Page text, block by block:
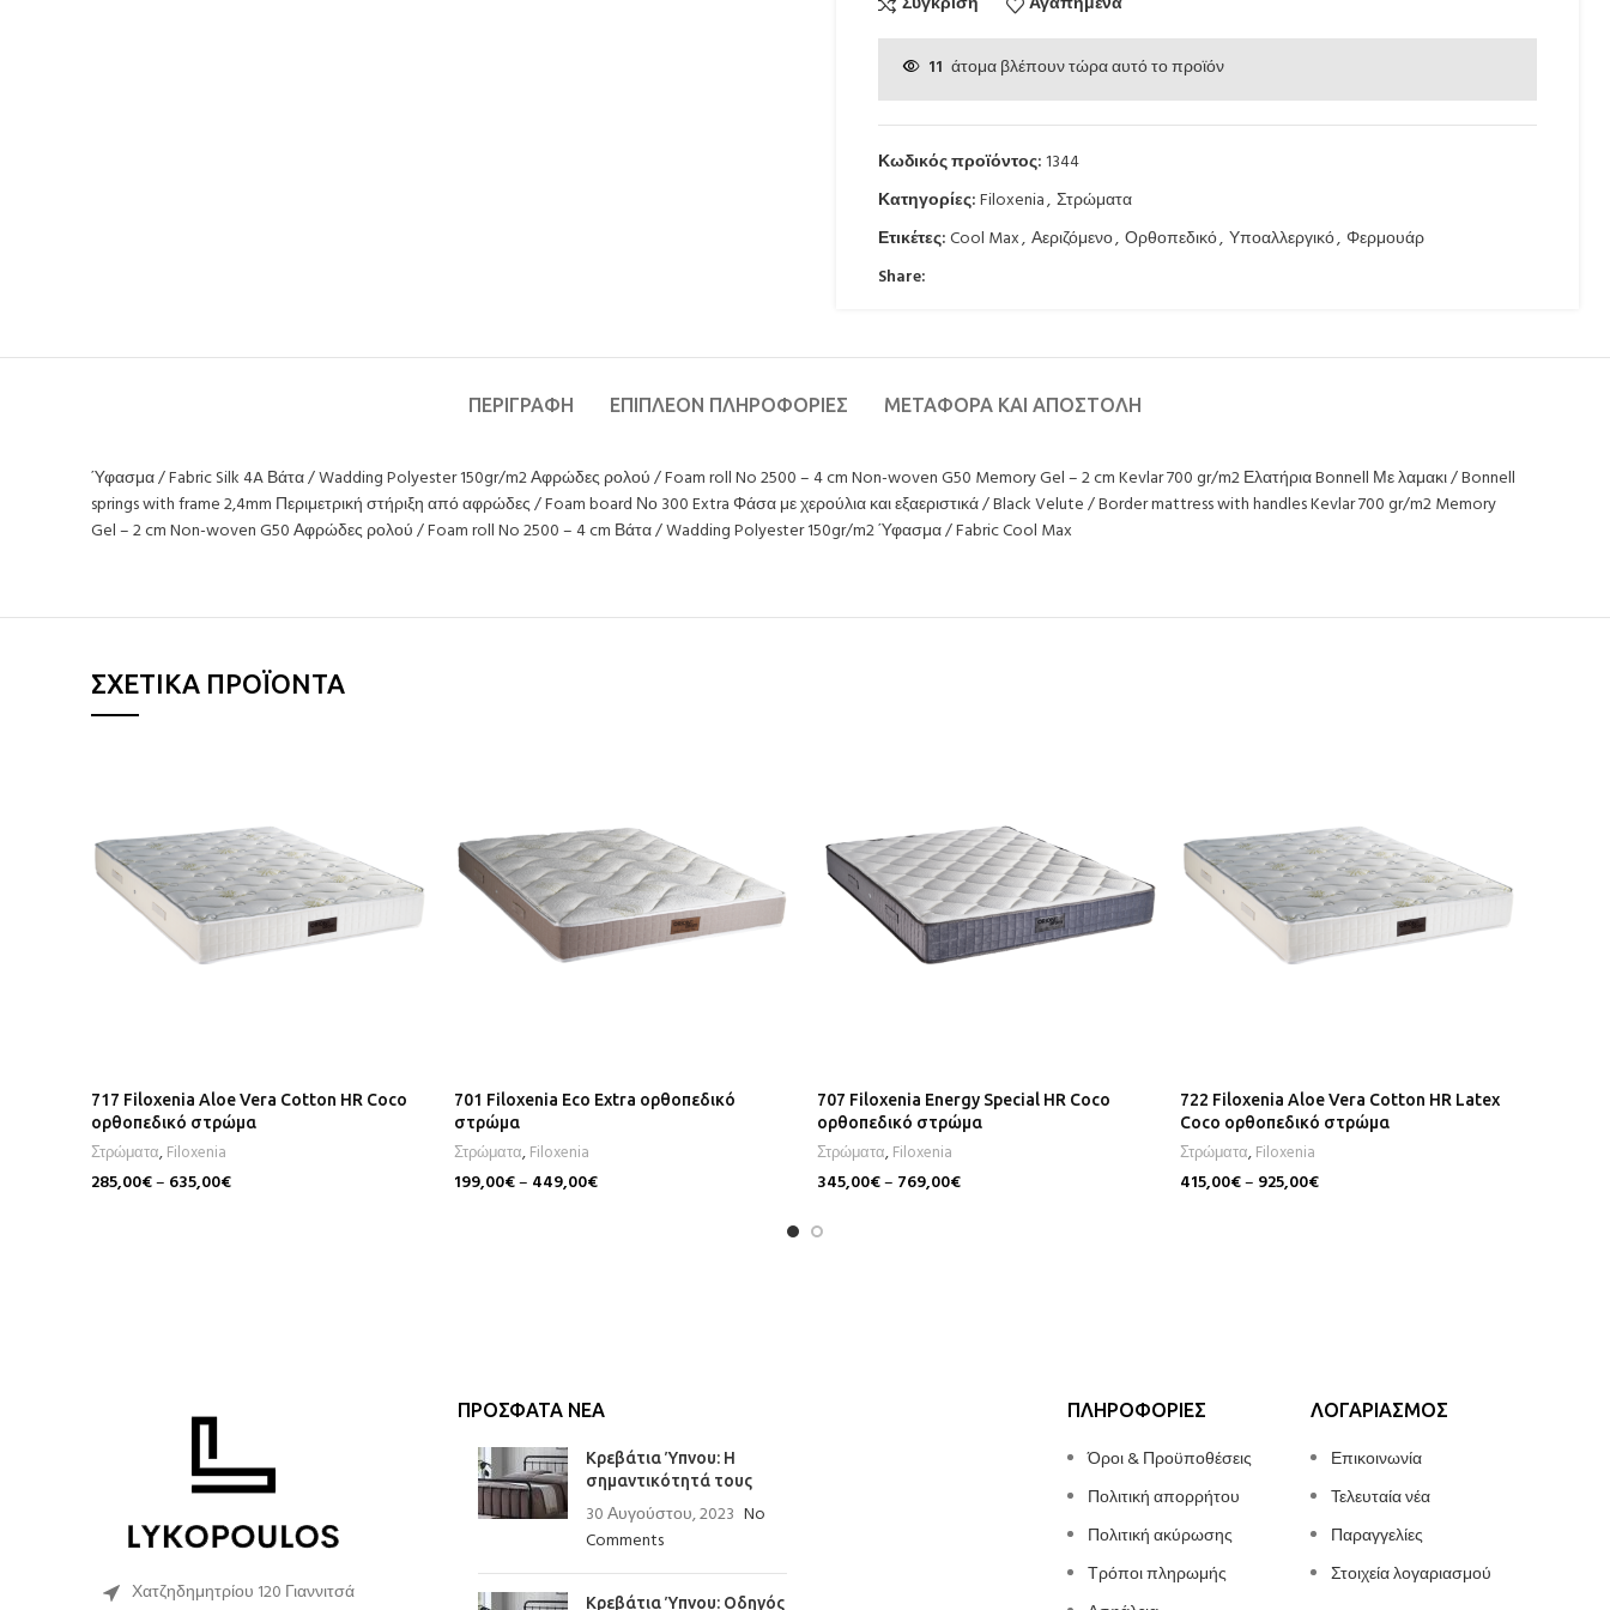
11 άτομα βλέπουν τώρα αυτό το προϊόν
Κωδικός προϊόντος: 1344
Κατηγορίες:Filoxenia, Στρώματα
Ετικέτες:Cool Max, Αεριζόμενο, Ορθοπεδικό, Υποαλλεργικό, Φερμουάρ
Share:
ΠΕΡΙΓΡΑΦΉ ΕΠΙΠΛΈΟΝ ΠΛΗΡΟΦΟΡΊΕΣ ΜΕΤΑΦΟΡΆ ΚΑΙ ΑΠΟΣΤΟΛΉ
Ύφασμα / Fabric Silk 4A Βάτα / Wadding Polyester 150gr/m2 Αφρώδες ρολού / Foam roll No 2500 – 4 cm Non-woven G50 Memory Gel – 2 cm Kevlar 700 gr/m2 Ελατήρια Bonnell Με λαμακι / Bonnell
springs with frame 2,4mm Περιμετρική στήριξη από αφρώδες / Foam board Νο 300 Extra Φάσα με χερούλια και εξαεριστικά / Black Velute / Border mattress with handles Kevlar 700 gr/m2 Memory
Gel – 2 cm Non-woven G50 Αφρώδες ρολού / Foam roll No 2500 – 4 cm Βάτα / Wadding Polyester 150gr/m2 Ύφασμα / Fabric Cool Max
ΣΧΕΤΙΚΆ ΠΡΟΪΌΝΤΑ
717 Filoxenia Aloe Vera Cotton HR Coco
ορθοπεδικό στρώμα
Στρώματα,Filoxenia
285,00€– 635,00€
701 Filoxenia Eco Extra ορθοπεδικό
στρώμα
Στρώματα,Filoxenia
199,00€– 449,00€
707 Filoxenia Energy Special HR Coco
ορθοπεδικό στρώμα
Στρώματα,Filoxenia
345,00€– 769,00€
722 Filoxenia Aloe Vera Cotton HR Latex
Coco ορθοπεδικό στρώμα
Στρώματα,Filoxenia
415,00€– 925,00€
Χατζηδημητρίου 120 Γιαννιτσά
ΠΡΌΣΦΑΤΑ ΝΈΑ
Κρεβάτια Ύπνου: Η
σημαντικότητά τους
30 Αυγούστου, 2023 No
Comments
Κρεβάτια Ύπνου: Οδηγός
ΠΛΗΡΟΦΟΡΊΕΣ
Όροι & Προϋποθέσεις
Πολιτική απορρήτου
Πολιτική ακύρωσης
Τρόποι πληρωμής
ΛΟΓΑΡΙΑΣΜΌΣ
Επικοινωνία
Τελευταία νέα
Παραγγελίες
Στοιχεία λογαριασμού